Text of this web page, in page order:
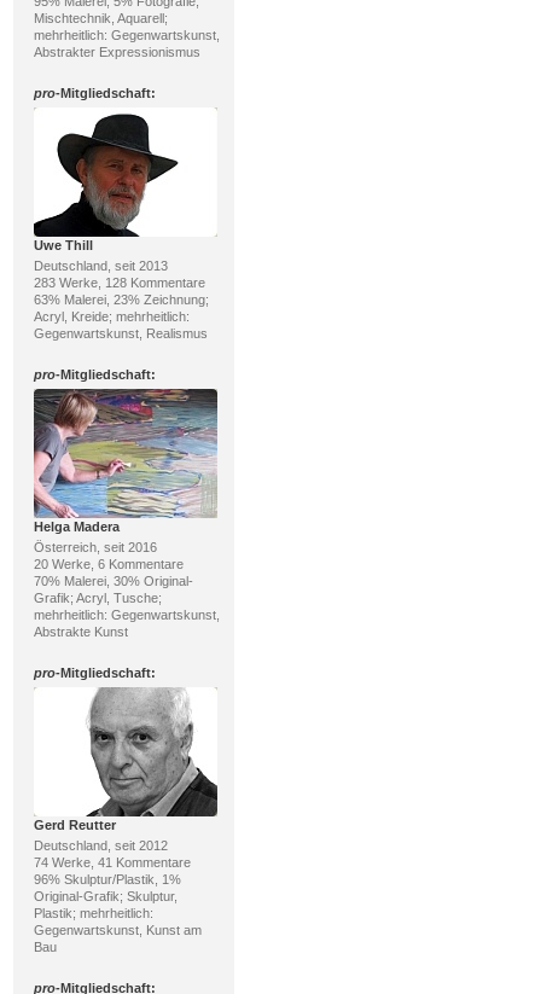
Mischtechnik, Aquarell;
mehrheitlich: Gegenwartskunst,
Abstrakter Expressionismus
pro-Mitgliedschaft:
Uwe Thill
Deutschland, seit 2013
283 Werke, 128 Kommentare
63% Malerei, 23% Zeichnung;
Acryl, Kreide; mehrheitlich:
Gegenwartskunst, Realismus
pro-Mitgliedschaft:
Helga Madera
Österreich, seit 2016
20 Werke, 6 Kommentare
70% Malerei, 30% Original-
Grafik; Acryl, Tusche;
mehrheitlich: Gegenwartskunst,
Abstrakte Kunst
pro-Mitgliedschaft:
Gerd Reutter
Deutschland, seit 2012
74 Werke, 41 Kommentare
96% Skulptur/Plastik, 1%
Original-Grafik; Skulptur,
Plastik; mehrheitlich:
Gegenwartskunst, Kunst am
Bau
pro-Mitgliedschaft: